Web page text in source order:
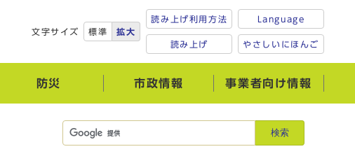
文字サイズ 標準 拡大
読み上げ利用方法
読み上げ
Language
やさしいにほんご
防災 市政情報 事業者向け情報
検索